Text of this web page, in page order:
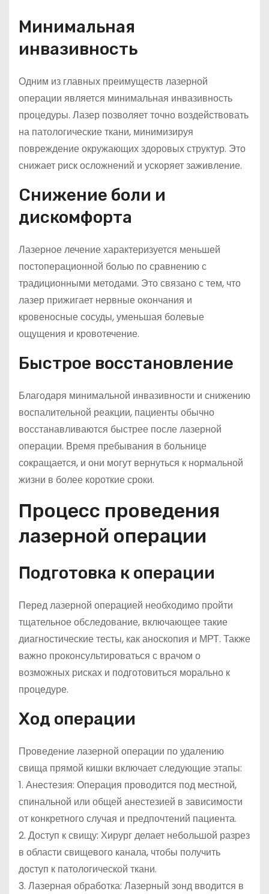
Минимальная
инвазивность
Одним из главных преимуществ лазерной
операции является минимальная инвазивность
процедуры. Лазер позволяет точно воздействовать
на патологические ткани, минимизируя
повреждение окружающих здоровых структур. Это
снижает риск осложнений и ускоряет заживление.
Снижение боли и
дискомфорта
Лазерное лечение характеризуется меньшей
постоперационной болью по сравнению с
традиционными методами. Это связано с тем, что
лазер прижигает нервные окончания и
кровеносные сосуды, уменьшая болевые
ощущения и кровотечение.
Быстрое восстановление
Благодаря минимальной инвазивности и снижению
воспалительной реакции, пациенты обычно
восстанавливаются быстрее после лазерной
операции. Время пребывания в больнице
сокращается, и они могут вернуться к нормальной
жизни в более короткие сроки.
Процесс проведения
лазерной операции
Подготовка к операции
Перед лазерной операцией необходимо пройти
тщательное обследование, включающее такие
диагностические тесты, как аноскопия и МРТ. Также
важно проконсультироваться с врачом о
возможных рисках и подготовиться морально к
процедуре.
Ход операции
Проведение лазерной операции по удалению
свища прямой кишки включает следующие этапы:
1. Анестезия: Операция проводится под местной,
спинальной или общей анестезией в зависимости
от конкретного случая и предпочтений пациента.
2. Доступ к свищу: Хирург делает небольшой разрез
в области свищевого канала, чтобы получить
доступ к патологической ткани.
3. Лазерная обработка: Лазерный зонд вводится в